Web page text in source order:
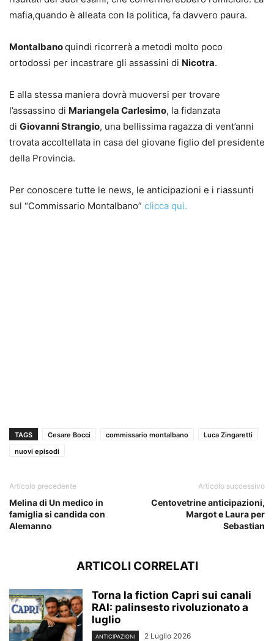
mafia,quando è alleata con la politica, fa davvero paura.
Montalbanoquindi ricorrerà a metodi molto poco
ortodossi per incastrare gli assassini di Nicotra.
E alla stessa maniera dovrà muoversi per trovare
l’assassino di Mariangela Carlesimo, la fidanzata
di Giovanni Strangio, una bellissima ragazza di vent’anni
trovata accoltellata in casa del giovane figlio del presidente
della Provincia.
Per conoscere tutte le news, le anticipazioni e i riassunti
sul “Commissario Montalbano” clicca qui.
TAGS Cesare Bocci commissario montalbano
Luca Zingaretti
nuovi episodi
Articolo precedente
Melina di Un medico in
famiglia si candida con
Alemanno
Articolo successivo
Centovetrine anticipazioni,
Margot e Laura per
Sebastian
ARTICOLI CORRELATI
Torna la fiction Capri sui canali
RAI: palinsesto rivoluzionato a
luglio
ANTICIPAZIONI 2 Luglio 2026